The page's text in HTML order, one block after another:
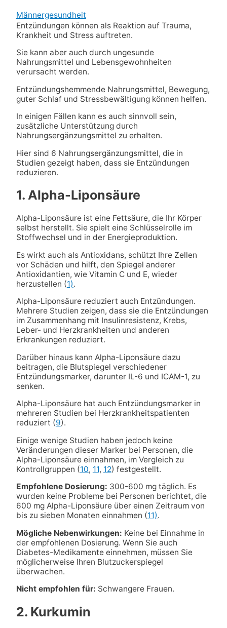
Männergesundheit
Entzündungen können als Reaktion auf Trauma,
Krankheit und Stress auftreten.
Sie kann aber auch durch ungesunde
Nahrungsmittel und Lebensgewohnheiten
verursacht werden.
Entzündungshemmende Nahrungsmittel, Bewegung,
guter Schlaf und Stressbewältigung können helfen.
In einigen Fällen kann es auch sinnvoll sein,
zusätzliche Unterstützung durch
Nahrungsergänzungsmittel zu erhalten.
Hier sind 6 Nahrungsergänzungsmittel, die in
Studien gezeigt haben, dass sie Entzündungen
reduzieren.
1. Alpha-Liponsäure
Alpha-Liponsäure ist eine Fettsäure, die Ihr Körper
selbst herstellt. Sie spielt eine Schlüsselrolle im
Stoffwechsel und in der Energieproduktion.
Es wirkt auch als Antioxidans, schützt Ihre Zellen
vor Schäden und hilft, den Spiegel anderer
Antioxidantien, wie Vitamin C und E, wieder
herzustellen (1).
Alpha-Liponsäure reduziert auch Entzündungen.
Mehrere Studien zeigen, dass sie die Entzündungen
im Zusammenhang mit Insulinresistenz, Krebs,
Leber- und Herzkrankheiten und anderen
Erkrankungen reduziert.
Darüber hinaus kann Alpha-Liponsäure dazu
beitragen, die Blutspiegel verschiedener
Entzündungsmarker, darunter IL-6 und ICAM-1, zu
senken.
Alpha-Liponsäure hat auch Entzündungsmarker in
mehreren Studien bei Herzkrankheitspatienten
reduziert (9).
Einige wenige Studien haben jedoch keine
Veränderungen dieser Marker bei Personen, die
Alpha-Liponsäure einnahmen, im Vergleich zu
Kontrollgruppen (10, 11, 12) festgestellt.
Empfohlene Dosierung: 300-600 mg täglich. Es
wurden keine Probleme bei Personen berichtet, die
600 mg Alpha-Liponsäure über einen Zeitraum von
bis zu sieben Monaten einnahmen (11).
Mögliche Nebenwirkungen: Keine bei Einnahme in
der empfohlenen Dosierung. Wenn Sie auch
Diabetes-Medikamente einnehmen, müssen Sie
möglicherweise Ihren Blutzuckerspiegel
überwachen.
Nicht empfohlen für: Schwangere Frauen.
2. Kurkumin